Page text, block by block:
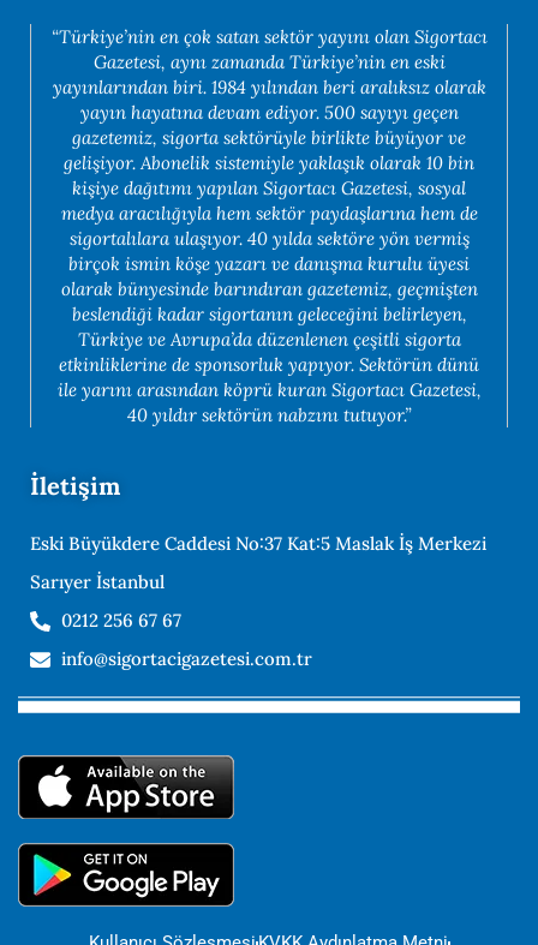
“Türkiye’nin en çok satan sektör yayını olan Sigortacı
Gazetesi, aynı zamanda Türkiye’nin en eski
yayınlarından biri. 1984 yılından beri aralıksız olarak
yayın hayatına devam ediyor. 500 sayıyı geçen
gazetemiz, sigorta sektörüyle birlikte büyüyor ve
gelişiyor. Abonelik sistemiyle yaklaşık olarak 10 bin
kişiye dağıtımı yapılan Sigortacı Gazetesi, sosyal
medya aracılığıyla hem sektör paydaşlarına hem de
sigortalılara ulaşıyor. 40 yılda sektöre yön vermiş
birçok ismin köşe yazarı ve danışma kurulu üyesi
olarak bünyesinde barındıran gazetemiz, geçmişten
beslendiği kadar sigortanın geleceğini belirleyen,
Türkiye ve Avrupa’da düzenlenen çeşitli sigorta
etkinliklerine de sponsorluk yapıyor. Sektörün dünü
ile yarını arasından köprü kuran Sigortacı Gazetesi,
40 yıldır sektörün nabzını tutuyor.”
İletişim
Eski Büyükdere Caddesi No:37 Kat:5 Maslak İş Merkezi
Sarıyer İstanbul
0212 256 67 67
info@sigortacigazetesi.com.tr